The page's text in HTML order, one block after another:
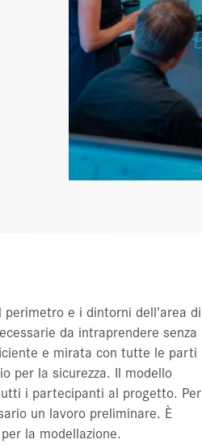
e i dintorni dell’area di
da intraprendere senza
e mirata con tutte le parti
per la sicurezza. Il modello
i partecipanti al progetto. Per
un lavoro preliminare. È
la modellazione.